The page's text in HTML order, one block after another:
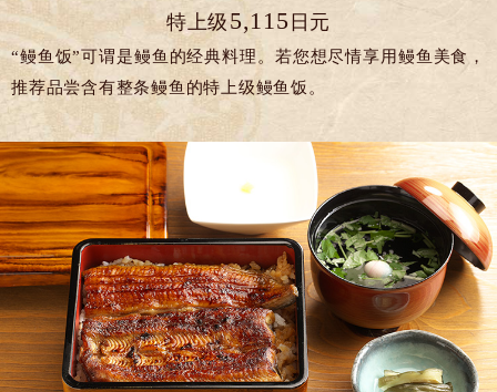
特上级 5,115 日元
“鳗鱼饭”可谓是鳗鱼的经典料理。若您想尽情享用鳗鱼美食，
推荐品尝含有整条鳗鱼的特上级鳗鱼饭。